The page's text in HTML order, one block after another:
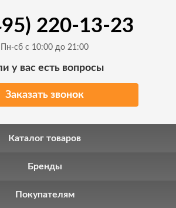
220-13-23
Пн-сб с 10:00 до 21:00
у вас есть вопросы
Заказать звонок
Каталог товаров
Бренды
Покупателям